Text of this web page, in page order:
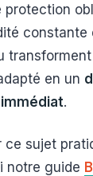
protection
constante
en un
.
ce sujet
notre guide